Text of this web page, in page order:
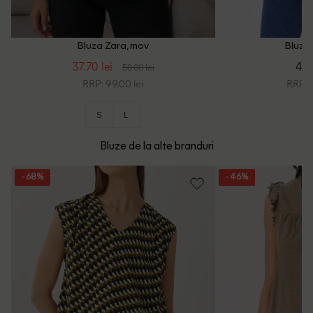
Bluza Zara, mov
37.70 lei 58.00 lei
RRP: 99.00 lei
S L
Bluza
RRP:
Bluze de la alte branduri
- 68% - 46%